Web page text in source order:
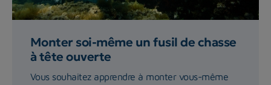
Monter soi-même un fusil de chasse
à tête ouverte
Vous souhaitez apprendre à monter vous-même